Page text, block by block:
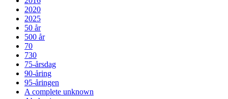
2020
2025
50 år
500 år
70
730
75-årsdag
90-åring
95-åringen
A complete unknown